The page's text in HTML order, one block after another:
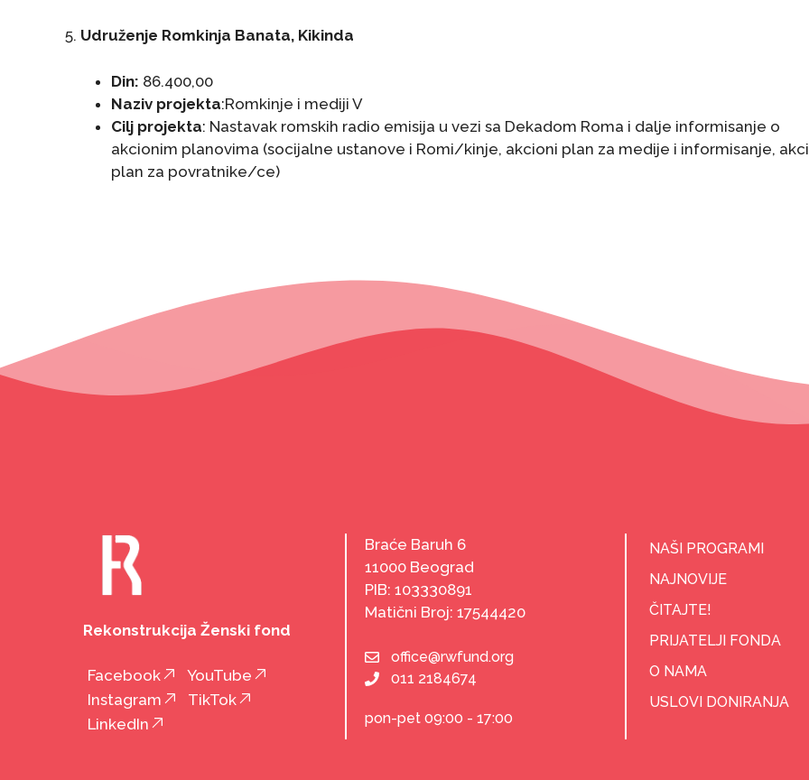
5. Udruženje Romkinja Banata, Kikinda
Din: 86.400,00
Naziv projekta:Romkinje i mediji V
Cilj projekta: Nastavak romskih radio emisija u vezi sa Dekadom Roma i dalje informisanje o
akcionim planovima (socijalne ustanove i Romi/kinje, akcioni plan za medije i informisanje,
plan za povratnike/ce)
Rekonstrukcija Ženski fond
Facebook
YouTube
Instagram
TikTok
LinkedIn
Braće Baruh 6
11000 Beograd
PIB: 103330891
Matični Broj: 17544420
office@rwfund.org
011 2184674
pon-pet 09:00 - 17:00
NAŠI PROGRAMI
NAJNOVIJE
ČITAJTE!
PRIJATELJI FONDA
O NAMA
USLOVI DONIRANJA